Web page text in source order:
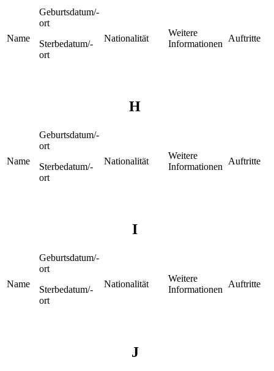
Name
Geburtsdatum/-
ort
Sterbedatum/-
ort
Nationalität
Weitere
Informationen
Auftritte
H
Name
Geburtsdatum/-
ort
Sterbedatum/-
ort
Nationalität
Weitere
Informationen
Auftritte
I
Name
Geburtsdatum/-
ort
Sterbedatum/-
ort
Nationalität
Weitere
Informationen
Auftritte
J